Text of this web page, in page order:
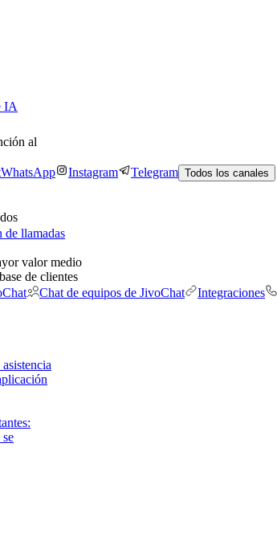
IA
al
WhatsApp Instagram Telegram Todos los canales
llamadas
valor medio
de clientes
Chat de equipos de JivoChat Integraciones